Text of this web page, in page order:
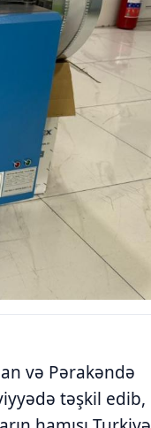
və Pərakəndə
təşkil edib,